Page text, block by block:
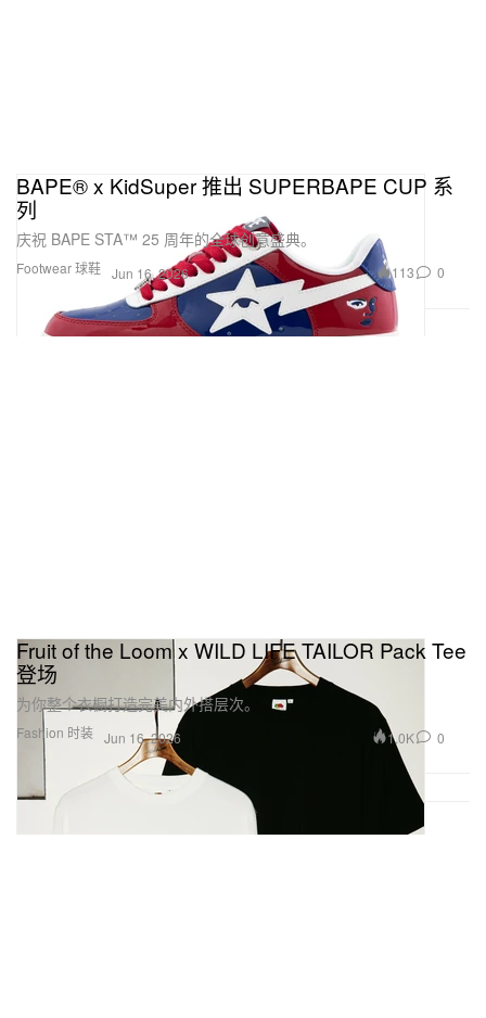
Footwear 球鞋
BAPE® x KidSuper 推出 SUPERBAPE CUP 系
列
庆祝 BAPE STA™ 25 周年的全球创意盛典。
Jun 16, 2026 113 0
Fashion 时装
Fruit of the Loom x WILD LIFE TAILOR Pack Tee
登场
为你整个衣橱打造完美内外搭层次。
Jun 16, 2026 1.0K 0